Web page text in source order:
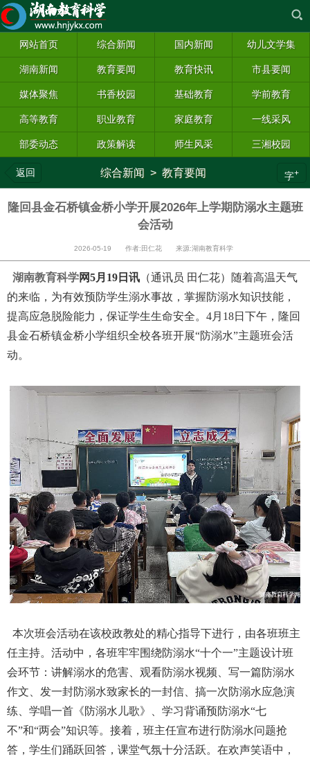
网站首页 综合新闻 国内新闻 幼儿文学集
湖南新闻 教育要闻 教育快讯 市县要闻
媒体聚焦 书香校园 基础教育 学前教育
高等教育 职业教育 家庭教育 一线采风
部委动态 政策解读 师生风采 三湘校园
返回 综合新闻 > 教育要闻 字+
隆回县金石桥镇金桥小学开展2026年上学期防溺水主题班
会活动
2026-05-19 作者:田仁花 来源:湖南教育科学
湖南教育科学网5月19日讯 （通讯员 田仁花）随着高温天气
的来临，为有效预防学生溺水事故，掌握防溺水知识技能，
提高应急脱险能力，保证学生生命安全。4月18日下午，隆回
县金石桥镇金桥小学组织全校各班开展“防溺水”主题班会活
动。
本次班会活动在该校政教处的精心指导下进行，由各班班主
任主持。活动中，各班牢牢围绕防溺水“十个一”主题设计班
会环节：讲解溺水的危害、观看防溺水视频、写一篇防溺水
作文、发一封防溺水致家长的一封信、搞一次防溺水应急演
练、学唱一首《防溺水儿歌》、学习背诵预防溺水“七
不”和“两会”知识等。 接着，班主任宣布进行防溺水问题抢
答，学生们踊跃回答，课堂气氛十分活跃。在欢声笑语中，